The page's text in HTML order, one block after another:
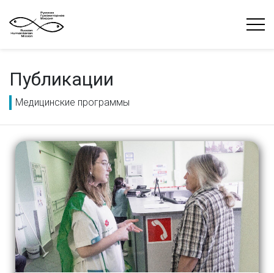
Публикации
Медицинские программы